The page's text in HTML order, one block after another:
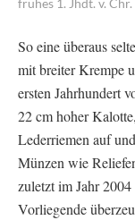
frühes 1. Jhdt. v.
So eine überaus
mit breiter Krempe
ersten Jahrhundert
22 cm hoher
Lederriemen auf
Münzen wie
zuletzt im Jahr
Vorliegende